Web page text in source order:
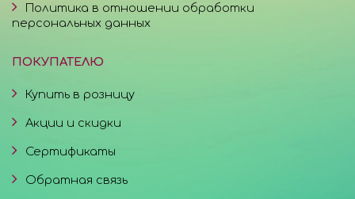
Политика в отношении обработки
персональных данных
ПОКУПАТЕЛЮ
Купить в розницу
Акции и скидки
Сертификаты
Обратная связь